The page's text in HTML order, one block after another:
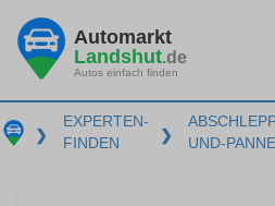
Automarkt
Landshut.de
Autos einfach finden
❯
EXPERTEN-
FINDEN
❯
UND-